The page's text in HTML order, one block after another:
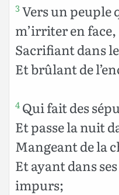
3Vers un peuple
m’irriter en face,
Sacrifiant dans
Et brûlant de
4 Qui fait des
Et passe la nuit
Mangeant de la
Et ayant dans
impurs;